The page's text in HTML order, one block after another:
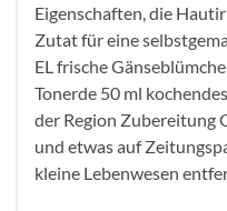
Eigenschaften, die
Zutat für eine
EL frische
Tonerde 50 ml
der Region Zubereitung
und etwas auf
kleine Lebenwesen